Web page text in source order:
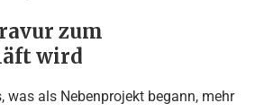
zum
wird
was als Nebenprojekt begann, mehr